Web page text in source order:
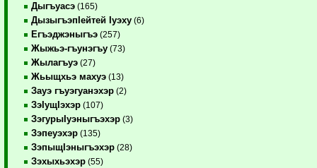
Дыгъуасэ (165)
ДызыгъэпIейтей Iуэху (6)
Егъэджэныгъэ (257)
Жыжьэ-гъунэгъу (73)
Жылагъуэ (27)
Жьыщхьэ махуэ (13)
Зауэ гъуэгуанэхэр (2)
ЗэIущIэхэр (107)
ЗэгурыIуэныгъэхэр (3)
Зэпеуэхэр (135)
ЗэпыщIэныгъэхэр (28)
Зэхыхьэхэр (55)